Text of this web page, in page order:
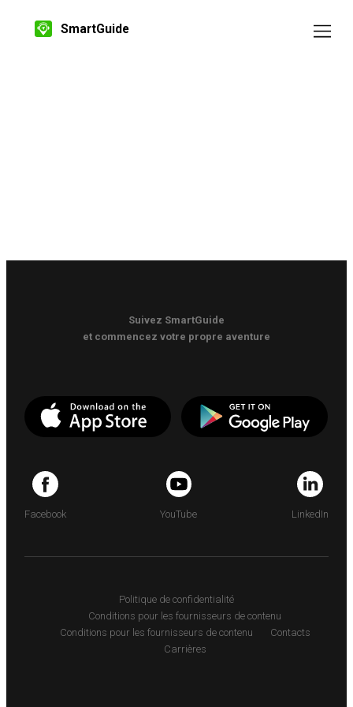
SmartGuide
Suivez SmartGuide
et commencez votre propre aventure
Facebook YouTube LinkedIn
Politique de confidentialité
Conditions pour les fournisseurs de contenu
Conditions pour les fournisseurs de contenu
Contacts
Carrières